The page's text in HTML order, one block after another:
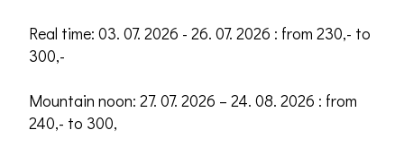
Real time: 03. 07. 2026 - 26. 07. 2026 : from 230,- to
300,-
Mountain noon: 27. 07. 2026 – 24. 08. 2026 : from
240,- to 300,